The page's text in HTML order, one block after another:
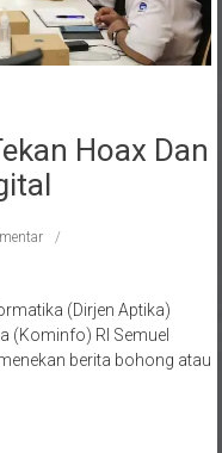
(Kominfo) RI Semuel
berita bohong atau